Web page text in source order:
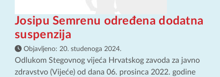
Josipu Semrenu određena dodatna
suspenzija
Objavljeno: 20. studenoga 2024.
Odlukom Stegovnog vijeća Hrvatskog zavoda za javno
zdravstvo (Vijeće) od dana 06. prosinca 2022. godine